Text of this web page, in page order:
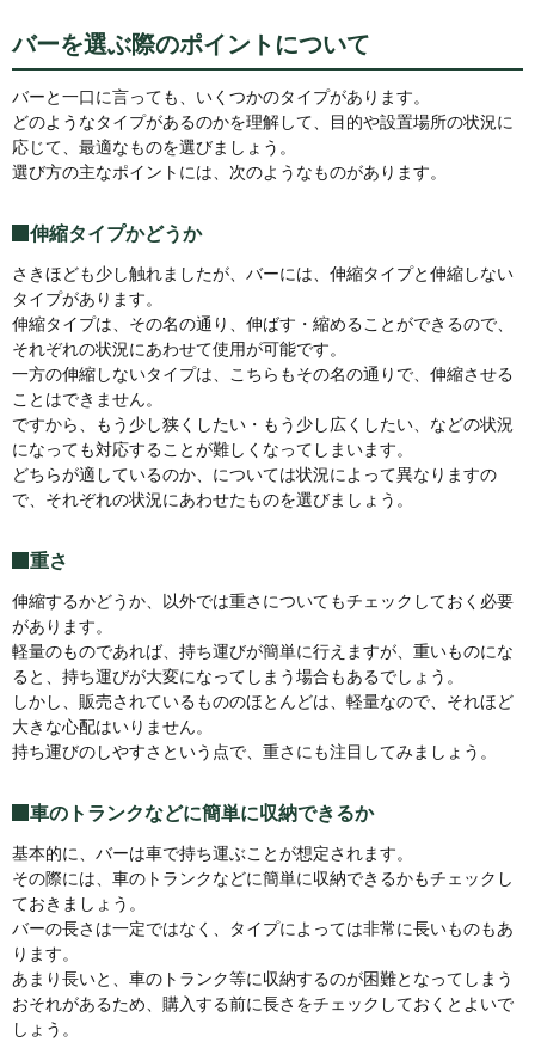
バーを選ぶ際のポイントについて
バーと一口に言っても、いくつかのタイプがあります。
どのようなタイプがあるのかを理解して、目的や設置場所の状況に
応じて、最適なものを選びましょう。
選び方の主なポイントには、次のようなものがあります。
伸縮タイプかどうか
さきほども少し触れましたが、バーには、伸縮タイプと伸縮しない
タイプがあります。
伸縮タイプは、その名の通り、伸ばす・縮めることができるので、
それぞれの状況にあわせて使用が可能です。
一方の伸縮しないタイプは、こちらもその名の通りで、伸縮させる
ことはできません。
ですから、もう少し狭くしたい・もう少し広くしたい、などの状況
になっても対応することが難しくなってしまいます。
どちらが適しているのか、については状況によって異なりますの
で、それぞれの状況にあわせたものを選びましょう。
重さ
伸縮するかどうか、以外では重さについてもチェックしておく必要
があります。
軽量のものであれば、持ち運びが簡単に行えますが、重いものにな
ると、持ち運びが大変になってしまう場合もあるでしょう。
しかし、販売されているもののほとんどは、軽量なので、それほど
大きな心配はいりません。
持ち運びのしやすさという点で、重さにも注目してみましょう。
車のトランクなどに簡単に収納できるか
基本的に、バーは車で持ち運ぶことが想定されます。
その際には、車のトランクなどに簡単に収納できるかもチェックし
ておきましょう。
バーの長さは一定ではなく、タイプによっては非常に長いものもあ
ります。
あまり長いと、車のトランク等に収納するのが困難となってしまう
おそれがあるため、購入する前に長さをチェックしておくとよいで
しょう。